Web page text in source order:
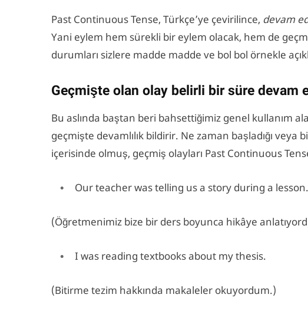
Past Continuous Tense, Türkçe’ye çevirilince, devam
Yani eylem hem sürekli bir eylem olacak, hem de
durumları sizlere madde madde ve bol bol örnekle
Geçmişte olan olay belirli bir süre devam
Bu aslında baştan beri bahsettiğimiz genel kullanım
geçmişte devamlılık bildirir. Ne zaman başladığı
içerisinde olmuş, geçmiş olayları Past Continuous
Our teacher was telling us a story during a lesson.
(Öğretmenimiz bize bir ders boyunca hikâye
I was reading textbooks about my thesis.
(Bitirme tezim hakkında makaleler okuyordum.)